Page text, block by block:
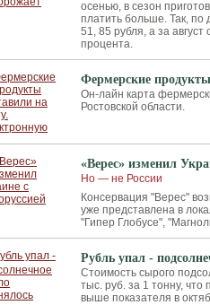
осенью, в сезон
платить больше. Так, по
51, 85 рубля, а за
процента.
Фермерские
Он-лайн карта
Ростовской области.
«Верес» изменил
Но — не России
Консервация "Верес"
уже представлена в
"Гипер Глобусе",
Рубль упал -
Стоимость сырого
тыс. руб. за 1 тонну,
выше показателя в